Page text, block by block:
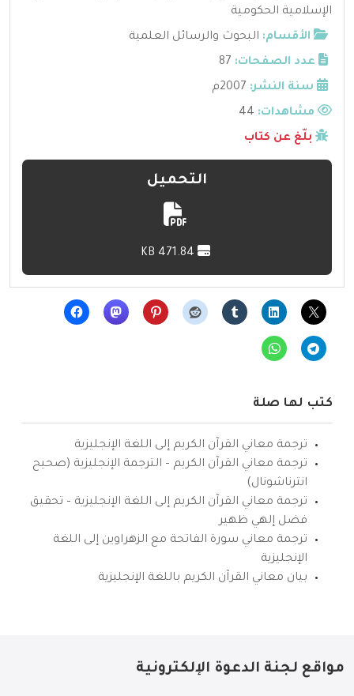
الإسلامية الحكومية
الأقسام: البحوث والرسائل العلمية
عدد الصفحات: 87
سنة النشر: 2007م
مشاهدات:
بلّغ عن كتاب
التحميل
كتب لها صلة
ترجمة معاني القرآن الكريم إلى اللغة الإنجليزية
ترجمة معاني القرآن الكريم – الترجمة الإنجليزية (صحيح
انترناشونال)
ترجمة معاني القرآن الكريم إلى اللغة الإنجليزية – تحقيق
فضل إلهي ظهير
ترجمة معاني سورة الفاتحة مع الزهراوين إلى اللغة
الإنجليزية
بيان معاني القرآن الكريم باللغة الإنجليزية
مواقع لجنة الدعوة الإلكترونية